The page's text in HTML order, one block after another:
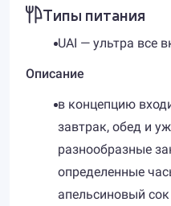
Типы питания
UAI — ультра все
Описание
в концепцию
завтрак, обед и
разнообразные
определенные
апельсиновый